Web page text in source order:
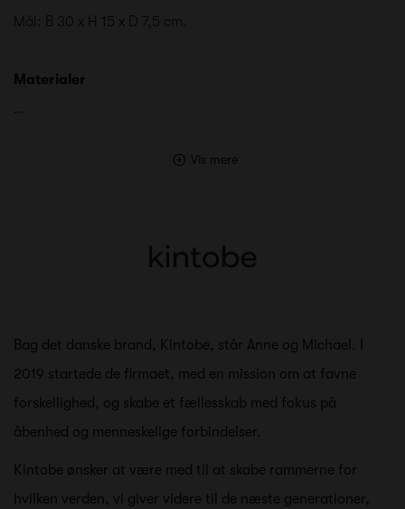
Mål: B 30 x H 15 x D 7,5 cm.
Materialer
Vis mere
Bag det danske brand, Kintobe, står Anne og Michael. I
2019 startede de firmaet, med en mission om at favne
forskellighed, og skabe et fællesskab med fokus på
åbenhed og menneskelige forbindelser.
Kintobe ønsker at være med til at skabe rammerne for
hvilken verden, vi giver videre til de næste generationer,